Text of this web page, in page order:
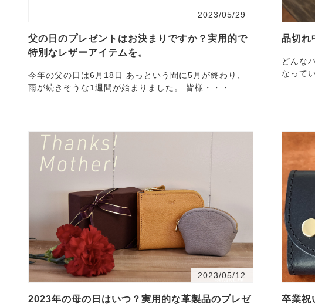
2023/05/29
父の日のプレゼントはお決まりですか？実用的で
特別なレザーアイテムを。
今年の父の日は6月18日 あっという間に5月が終わり、
雨が続きそうな1週間が始まりました。 皆様・・・
品切れ
どんなバ
なって
2023/05/12
2023年の母の日はいつ？実用的な革製品のプレゼ
卒業祝